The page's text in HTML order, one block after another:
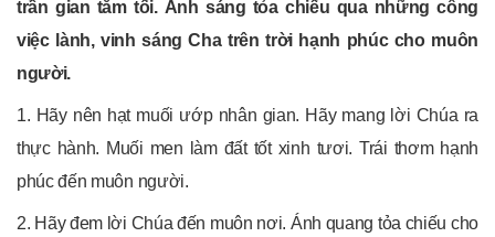
trần gian tăm tối. Ánh sáng tỏa chiếu qua những công
việc lành, vinh sáng Cha trên trời hạnh phúc cho muôn
người.
1. Hãy nên hạt muối ướp nhân gian. Hãy mang lời Chúa ra
thực hành. Muối men làm đất tốt xinh tươi. Trái thơm hạnh
phúc đến muôn người.
2. Hãy đem lời Chúa đến muôn nơi. Ánh quang tỏa chiếu cho